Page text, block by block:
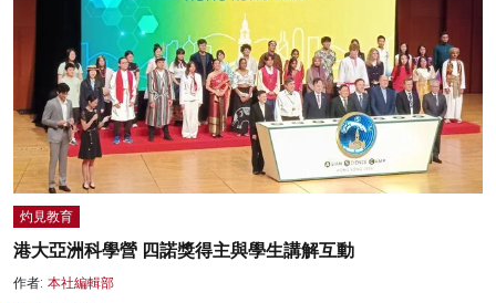
灼見教育
港大亞洲科學營 四諾獎得主與學生講解互動
作者: 本社編輯部